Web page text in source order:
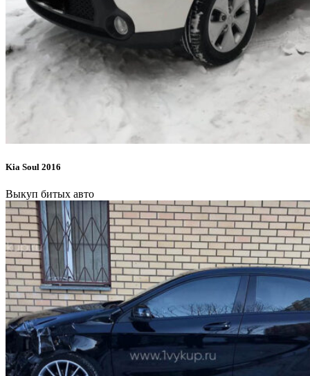
Kia Soul 2016
Выкуп битых авто